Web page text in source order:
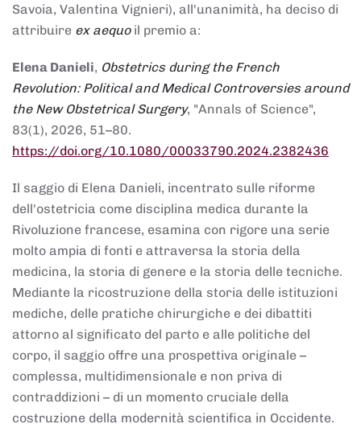
Savoia, Valentina Vignieri), all'unanimità, ha deciso di
attribuire ex aequoil premio a:
Elena Danieli, Obstetrics during the French
Revolution: Political and Medical Controversies around
the New Obstetrical Surgery, "Annals of Science",
83(1), 2026, 51–80.
https://doi.org/10.1080/00033790.2024.2382436
Il saggio di Elena Danieli, incentrato sulle riforme
dell'ostetricia come disciplina medica durante la
Rivoluzione francese, esamina con rigore una serie
molto ampia di fonti e attraversa la storia della
medicina, la storia di genere e la storia delle tecniche.
Mediante la ricostruzione della storia delle istituzioni
mediche, delle pratiche chirurgiche e dei dibattiti
attorno al significato del parto e alle politiche del
corpo, il saggio offre una prospettiva originale –
complessa, multidimensionale e non priva di
contraddizioni – di un momento cruciale della
costruzione della modernità scientifica in Occidente.